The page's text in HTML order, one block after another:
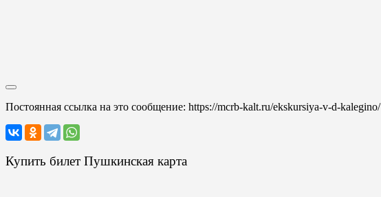
Постоянная ссылка на это сообщение: https://mcrb-kalt.ru/ekskursiya-v-d-kalegino/
Купить билет Пушкинская карта